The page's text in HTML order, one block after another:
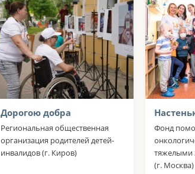
Дорогою добра
Региональная общественная
организация родителей детей-
инвалидов (г. Киров)
Фонд
тяжелыми
(г. Москва)